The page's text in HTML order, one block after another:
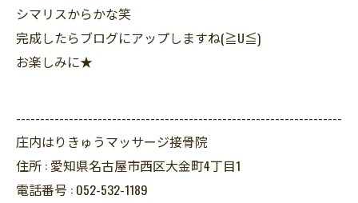
シマリスからかな笑
完成したらブログにアップしますね(≧U≦)
お楽しみに★
--------------------------------------------------------------------
庄内はりきゅうマッサージ接骨院
住所 : 愛知県名古屋市西区大金町4丁目1
電話番号 : 052-532-1189